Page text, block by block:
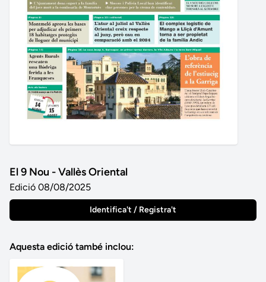
El 9 Nou - Vallès Oriental
Edició 08/08/2025
Identifica't / Registra't
Aquesta edició també inclou: